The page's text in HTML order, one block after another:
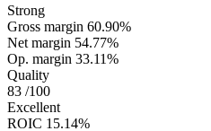
Strong
Gross margin 60.90%
Net margin 54.77%
Op. margin 33.11%
Quality
83 /100
Excellent
ROIC 15.14%